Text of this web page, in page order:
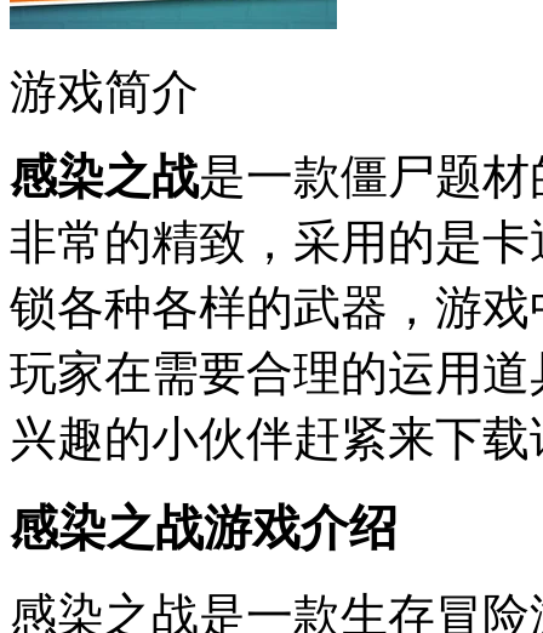
游戏简介
感染之战是一款僵尸题
非常的精致，采用的是
锁各种各样的武器，游
玩家在需要合理的运用
兴趣的小伙伴赶紧来下
感染之战游戏介绍
感染之战是一款生存冒